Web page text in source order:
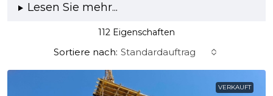
Lesen Sie mehr...
112 Eigenschaften
Sortiere nach: Standardauftrag
VERKAUFT